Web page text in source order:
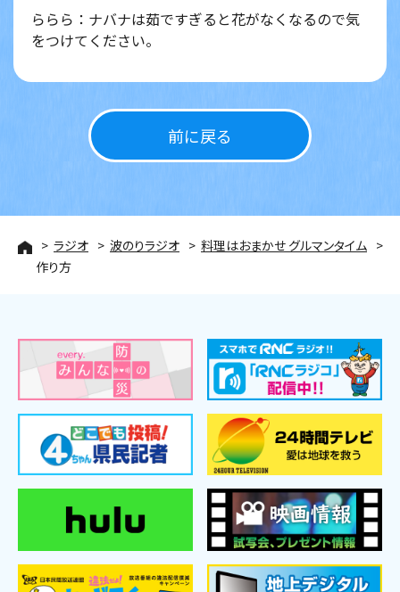
ららら：ナバナは茹ですぎると花がなくなるので気
をつけてください。
前に戻る
ラジオ 波のりラジオ
料理はおまかせ グルマンタイム
作り方